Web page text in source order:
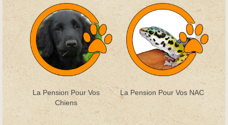
La Pension Pour Vos
Chiens
La Pension Pour Vos NAC